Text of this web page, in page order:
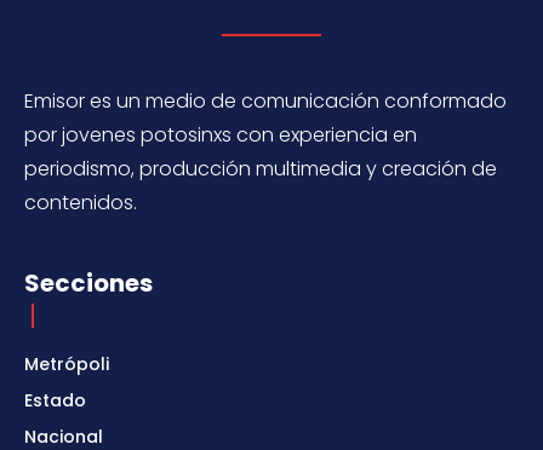
Emisor es un medio de comunicación conformado
por jovenes potosinxs con experiencia en
periodismo, producción multimedia y creación de
contenidos.
Secciones
Metrópoli
Estado
Nacional